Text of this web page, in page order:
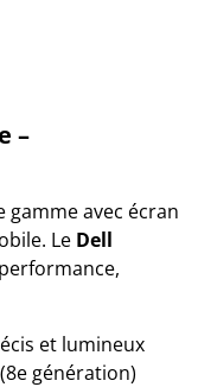
–
avec écran
Le Dell
et lumineux
génération)